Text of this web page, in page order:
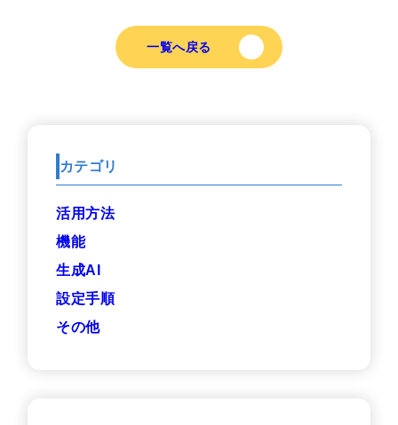
一覧へ戻る
カテゴリ
活用方法
機能
生成AI
設定手順
その他